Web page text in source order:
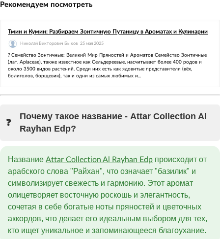
Рекомендуем посмотреть
Тмин и Кумин: Разбираем Зонтичную Путаницу в Ароматах и Кулинарии
Николай Викторович Быков 25 мая 2025
? Семейство Зонтичные: Великий Мир Пряностей и Ароматов Семейство Зонтичные
(лат. Apiaceae), также известное как Сельдереевые, насчитывает более 400 родов и
около 3500 видов растений. Среди них есть как ядовитые представители (вёх,
болиголов, борщевик), так и одни из самых любимых и...
Почему такое название - Attar Collection Al
Rayhan Edp?
Название Attar Collection Al Rayhan Edp происходит от
арабского слова "Райхан", что означает "базилик" и
символизирует свежесть и гармонию. Этот аромат
олицетворяет восточную роскошь и элегантность,
сочетая в себе богатые ноты пряностей и цветочных
аккордов, что делает его идеальным выбором для тех,
кто ищет уникальное и запоминающееся благоухание.